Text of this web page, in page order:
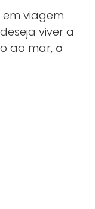
em viagem
viver a
ao mar, o